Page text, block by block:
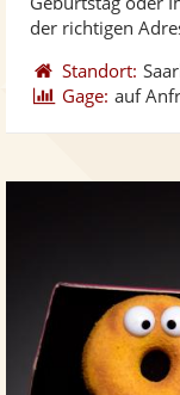
der richtigen
Standort:
Gage: auf